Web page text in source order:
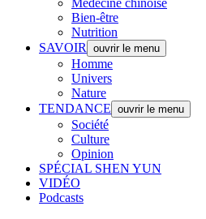
Médecine chinoise
Bien-être
Nutrition
SAVOIR
ouvrir le menu
Homme
Univers
Nature
TENDANCE ouvrir le menu
Société
Culture
Opinion
SPÉCIAL SHEN YUN
VIDÉO
Podcasts